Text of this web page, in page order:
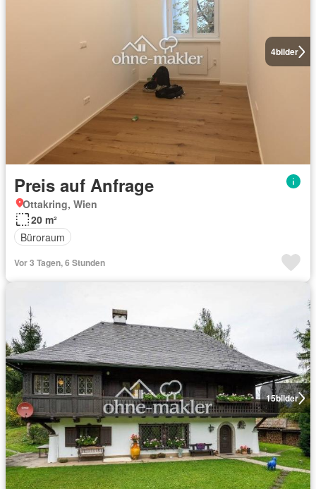
4bilder
Preis auf Anfrage
Ottakring, Wien
20 m²
Büroraum
Vor 3 Tagen, 6 Stunden
15bilder